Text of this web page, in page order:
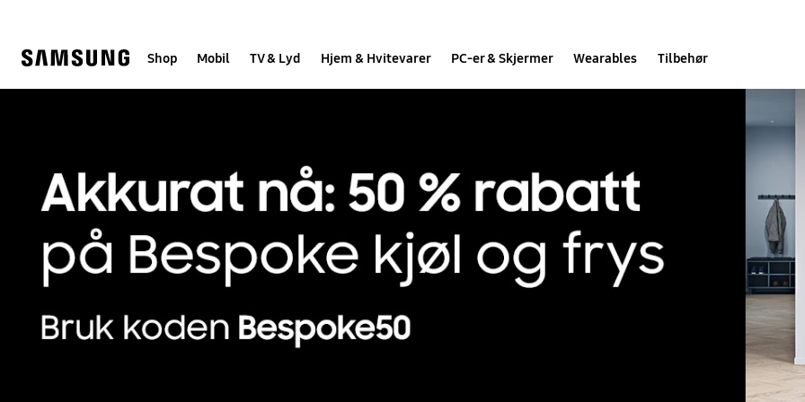
Shop Mobil TV & Lyd Hjem & Hvitevarer PC-er & Skjermer Wearables Tilbehør